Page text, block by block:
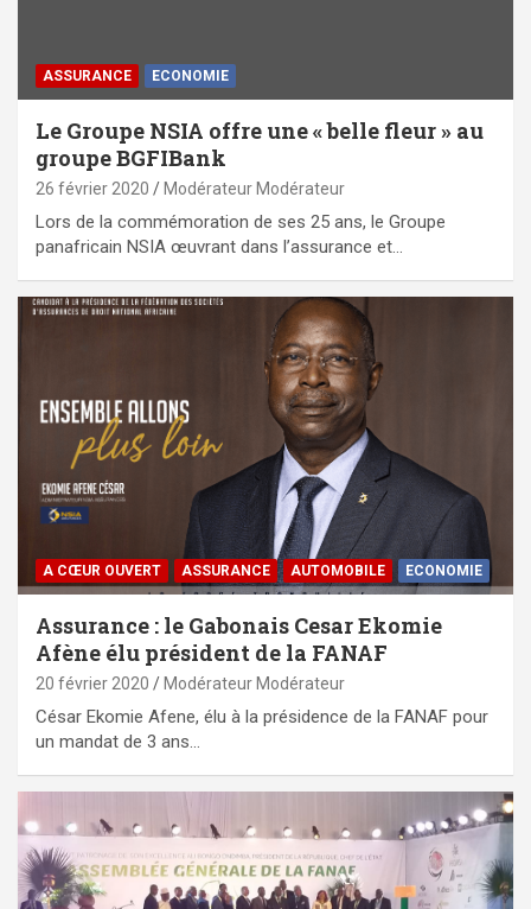
ASSURANCE ECONOMIE
Le Groupe NSIA offre une « belle fleur » au
groupe BGFIBank
26 février 2020 Modérateur Modérateur
Lors de la commémoration de ses 25 ans, le Groupe
panafricain NSIA œuvrant dans l’assurance et…
A CŒUR OUVERT ASSURANCE AUTOMOBILE ECONOMIE
Assurance : le Gabonais Cesar Ekomie
Afène élu président de la FANAF
20 février 2020 Modérateur Modérateur
César Ekomie Afene, élu à la présidence de la FANAF pour
un mandat de 3 ans…